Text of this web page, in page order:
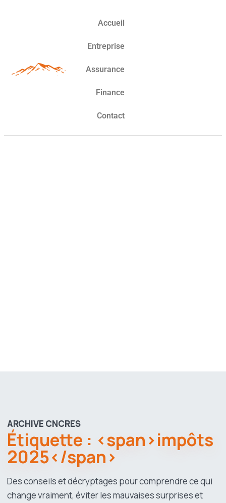
Accueil
Entreprise
Assurance
Finance
Contact
ARCHIVE CNCRES
Étiquette : <span>impôts
2025</span>
Des conseils et décryptages pour comprendre ce qui
change vraiment, éviter les mauvaises surprises et